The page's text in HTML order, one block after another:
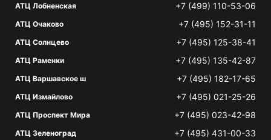
АТЦ Лобненская +7 (499) 110-53-06
АТЦ Очаково +7 (495) 152-31-11
АТЦ Солнцево +7 (495) 125-38-41
АТЦ Раменки +7 (495) 135-42-87
АТЦ Варшавское ш +7 (495) 182-17-65
АТЦ Измайлово +7 (495) 021-25-26
АТЦ Проспект Мира +7 (495) 023-42-98
АТЦ Зеленоград +7 (495) 431-00-33